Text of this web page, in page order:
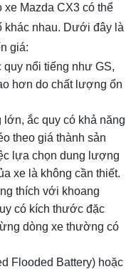
xe Mazda CX3 có thể
khác nhau. Dưới đây là
giá:
nổi tiếng như GS,
hơn do chất lượng ổn
ắc quy có khả năng
theo giá thành sản
lựa chọn dung lượng
xe là không cần thiết.
thích với khoang
có kích thước đặc
dòng xe thường có
Flooded Battery) hoặc